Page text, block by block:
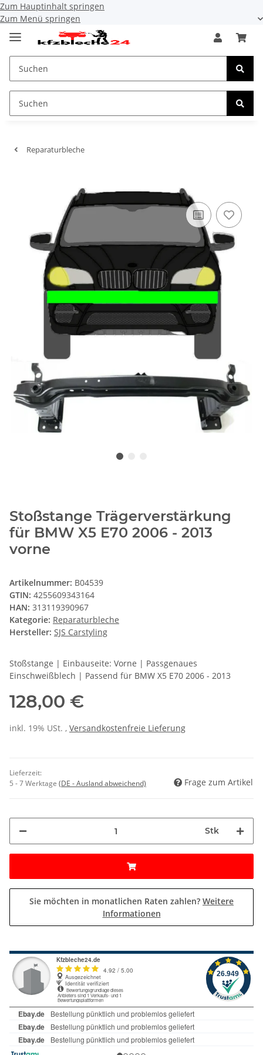
Zum Hauptinhalt springen
Zum Menü springen
Reparaturbleche
Stoßstange Trägerverstärkung
für BMW X5 E70 2006 - 2013
vorne
Artikelnummer: B04539
GTIN: 4255609343164
HAN: 313119390967
Kategorie: Reparaturbleche
Hersteller: SJS Carstyling
Stoßstange | Einbauseite: Vorne | Passgenaues
Einschweißblech | Passend für BMW X5 E70 2006 - 2013
128,00 €
inkl. 19% USt. , Versandkostenfreie Lieferung
Lieferzeit:
5 - 7 Werktage (DE - Ausland abweichend) Frage zum Artikel
Stk
Sie möchten in monatlichen Raten zahlen? Weitere
Informationen